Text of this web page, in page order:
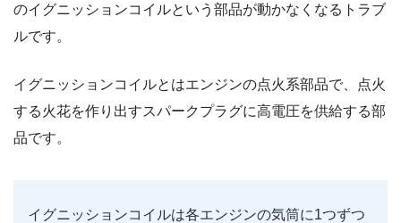
のイグニッションコイルという部品が動かなくなるトラブ
ルです。
イグニッションコイルとはエンジンの点火系部品で、点火
する火花を作り出すスパークプラグに高電圧を供給する部
品です。
イグニッションコイルは各エンジンの気筒に1つずつ